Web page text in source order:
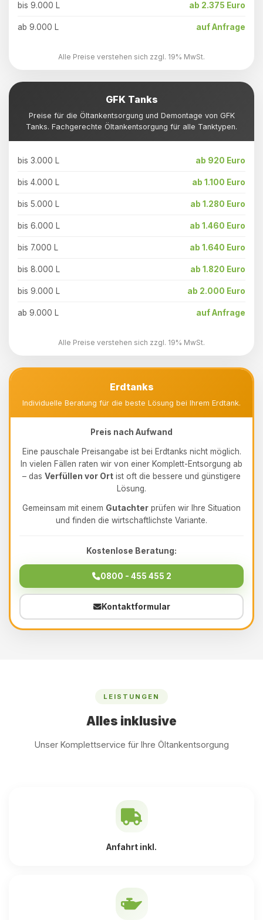
bis 9.000 L ab 2.375 Euro
ab 9.000 L auf Anfrage
Alle Preise verstehen sich zzgl. 19% MwSt.
GFK Tanks
Preise für die Öltankentsorgung und Demontage von GFK
Tanks. Fachgerechte Öltankentsorgung für alle Tanktypen.
bis 3.000 L ab 920 Euro
bis 4.000 L ab 1.100 Euro
bis 5.000 L ab 1.280 Euro
bis 6.000 L ab 1.460 Euro
bis 7.000 L ab 1.640 Euro
bis 8.000 L ab 1.820 Euro
bis 9.000 L ab 2.000 Euro
ab 9.000 L auf Anfrage
Alle Preise verstehen sich zzgl. 19% MwSt.
Erdtanks
Individuelle Beratung für die beste Lösung bei Ihrem Erdtank.
Preis nach Aufwand
Eine pauschale Preisangabe ist bei Erdtanks nicht möglich.
In vielen Fällen raten wir von einer Komplett-Entsorgung ab
– das Verfüllen vor Ort ist oft die bessere und günstigere
Lösung.
Gemeinsam mit einem Gutachter prüfen wir Ihre Situation
und finden die wirtschaftlichste Variante.
Kostenlose Beratung:
0800 - 455 455 2
Kontaktformular
LEISTUNGEN
Alles inklusive
Unser Komplettservice für Ihre Öltankentsorgung
Anfahrt inkl.